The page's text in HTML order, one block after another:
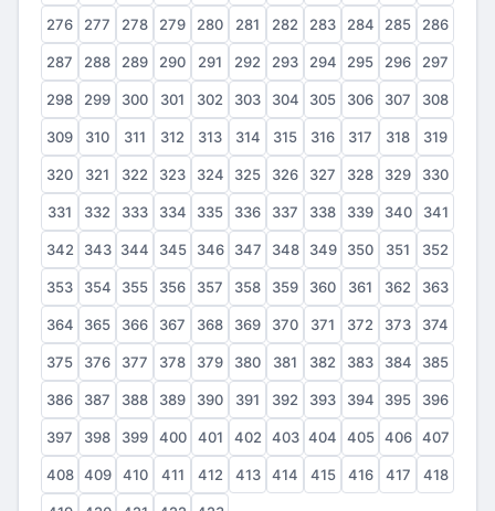
276 277 278 279 280 281 282 283 284 285 286
287 288 289 290 291 292 293 294 295 296 297
298 299 300 301 302 303 304 305 306 307 308
309 310 311 312 313 314 315 316 317 318 319
320 321 322 323 324 325 326 327 328 329 330
331 332 333 334 335 336 337 338 339 340 341
342 343 344 345 346 347 348 349 350 351 352
353 354 355 356 357 358 359 360 361 362 363
364 365 366 367 368 369 370 371 372 373 374
375 376 377 378 379 380 381 382 383 384 385
386 387 388 389 390 391 392 393 394 395 396
397 398 399 400 401 402 403 404 405 406 407
408 409 410 411 412 413 414 415 416 417 418